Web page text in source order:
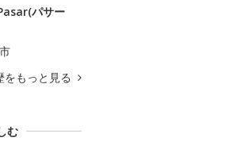
パサー
をもっと見る
む